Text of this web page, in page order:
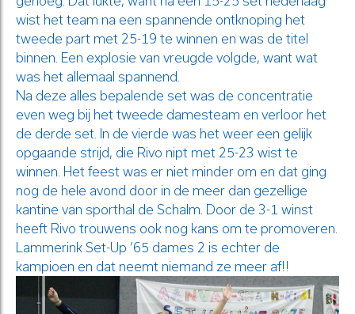
wist het team na een spannende ontknoping het
tweede part met 25-19 te winnen en was de titel
binnen. Een explosie van vreugde volgde, want wat
was het allemaal spannend.
Na deze alles bepalende set was de concentratie
even weg bij het tweede damesteam en verloor het
de derde set. In de vierde was het weer een gelijk
opgaande strijd, die Rivo nipt met 25-23 wist te
winnen. Het feest was er niet minder om en dat ging
nog de hele avond door in de meer dan gezellige
kantine van sporthal de Schalm. Door de 3-1 winst
heeft Rivo trouwens ook nog kans om te promoveren.
Lammerink Set-Up ’65 dames 2 is echter de
kampioen en dat neemt niemand ze meer af!!